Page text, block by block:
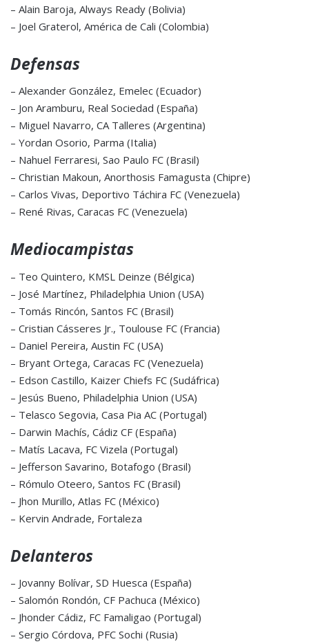
– Alain Baroja, Always Ready (Bolivia)
– Joel Graterol, América de Cali (Colombia)
Defensas
– Alexander González, Emelec (Ecuador)
– Jon Aramburu, Real Sociedad (España)
– Miguel Navarro, CA Talleres (Argentina)
– Yordan Osorio, Parma (Italia)
– Nahuel Ferraresi, Sao Paulo FC (Brasil)
– Christian Makoun, Anorthosis Famagusta (Chipre)
– Carlos Vivas, Deportivo Táchira FC (Venezuela)
– René Rivas, Caracas FC (Venezuela)
Mediocampistas
– Teo Quintero, KMSL Deinze (Bélgica)
– José Martínez, Philadelphia Union (USA)
– Tomás Rincón, Santos FC (Brasil)
– Cristian Cásseres Jr., Toulouse FC (Francia)
– Daniel Pereira, Austin FC (USA)
– Bryant Ortega, Caracas FC (Venezuela)
– Edson Castillo, Kaizer Chiefs FC (Sudáfrica)
– Jesús Bueno, Philadelphia Union (USA)
– Telasco Segovia, Casa Pia AC (Portugal)
– Darwin Machís, Cádiz CF (España)
– Matís Lacava, FC Vizela (Portugal)
– Jefferson Savarino, Botafogo (Brasil)
– Rómulo Oteero, Santos FC (Brasil)
– Jhon Murillo, Atlas FC (México)
– Kervin Andrade, Fortaleza
Delanteros
– Jovanny Bolívar, SD Huesca (España)
– Salomón Rondón, CF Pachuca (México)
– Jhonder Cádiz, FC Famaligao (Portugal)
– Sergio Córdova, PFC Sochi (Rusia)